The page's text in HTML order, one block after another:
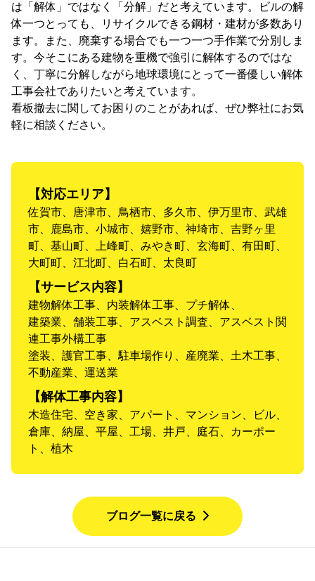
は「解体」ではなく「分解」だと考えています。ビルの解
体一つとっても、リサイクルできる鋼材・建材が多数あり
ます。また、廃棄する場合でも一つ一つ手作業で分別しま
す。今そこにある建物を重機で強引に解体するのではな
く、丁寧に分解しながら地球環境にとって一番優しい解体
工事会社でありたいと考えています。
看板撤去に関してお困りのことがあれば、ぜひ弊社にお気
軽に相談ください。
【対応エリア】
佐賀市、唐津市、鳥栖市、多久市、伊万里市、武雄
市、鹿島市、小城市、嬉野市、神埼市、吉野ヶ里
町、基山町、上峰町、みやき町、玄海町、有田町、
大町町、江北町、白石町、太良町
【サービス内容】
建物解体工事、内装解体工事、プチ解体、
建築業、舗装工事、アスベスト調査、アスベスト関
連工事外構工事
塗装、護官工事、駐車場作り、産廃業、土木工事、
不動産業、運送業
【解体工事内容】
木造住宅、空き家、アパート、マンション、ビル、
倉庫、納屋、平屋、工場、井戸、庭石、カーポー
ト、植木
ブログ一覧に戻る